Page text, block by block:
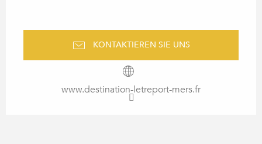
KONTAKTIEREN SIE UNS
www.destination-letreport-mers.fr